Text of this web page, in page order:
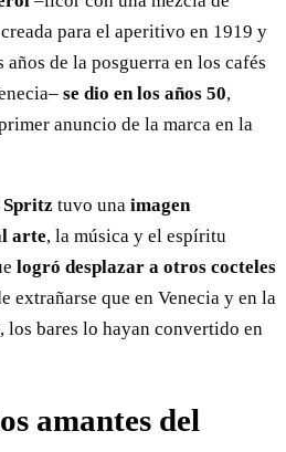
para el aperitivo en 1919 y
de la posguerra en los cafés
se dio en los años 50,
anuncio de la marca en la
tuvo una imagen
arte, la música y el espíritu
logró desplazar a otros cocteles
extrañarse que en Venecia y en la
los bares lo hayan convertido en
amantes del